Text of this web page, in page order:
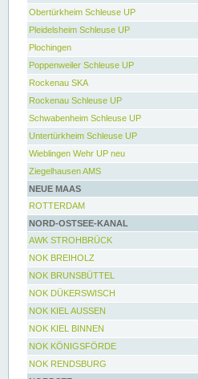
Obertürkheim Schleuse UP
Pleidelsheim Schleuse UP
Plochingen
Poppenweiler Schleuse UP
Rockenau SKA
Rockenau Schleuse UP
Schwabenheim Schleuse UP
Untertürkheim Schleuse UP
Wieblingen Wehr UP neu
Ziegelhausen AMS
NEUE MAAS
ROTTERDAM
NORD-OSTSEE-KANAL
AWK STROHBRÜCK
NOK BREIHOLZ
NOK BRUNSBÜTTEL
NOK DÜKERSWISCH
NOK KIEL AUSSEN
NOK KIEL BINNEN
NOK KÖNIGSFÖRDE
NOK RENDSBURG